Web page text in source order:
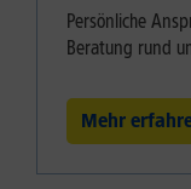
Persönliche
Beratung rund
Mehr